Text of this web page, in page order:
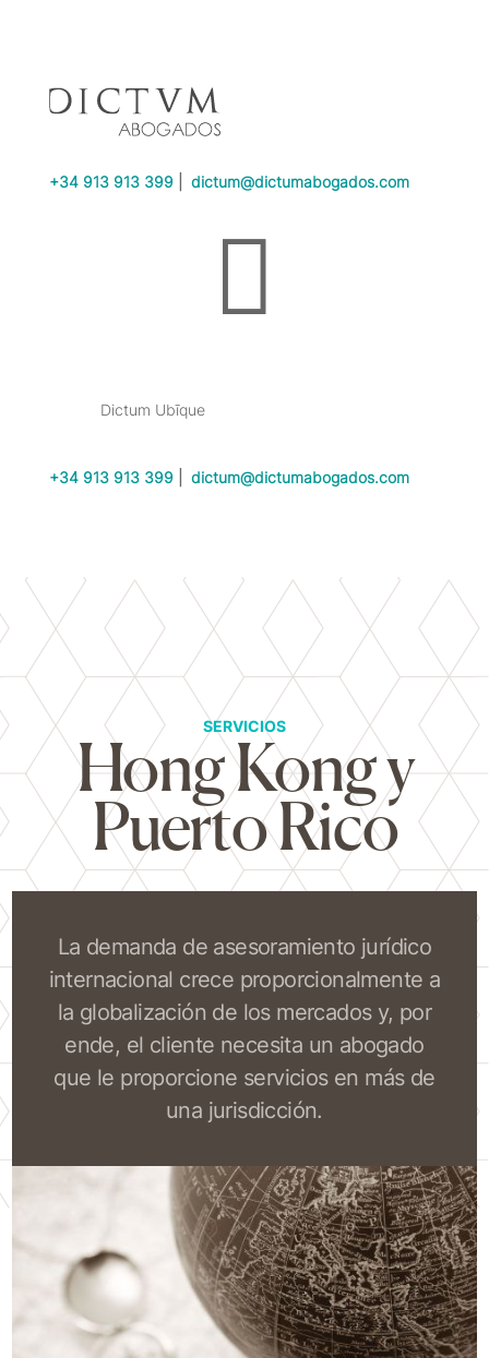
+34 913 913 399 dictum@dictumabogados.com

Dictum Ubīque
+34 913 913 399 dictum@dictumabogados.com
SERVICIOS
Hong Kong y
Puerto Rico
La demanda de asesoramiento jurídico
internacional crece proporcionalmente a
la globalización de los mercados y, por
ende, el cliente necesita un abogado
que le proporcione servicios en más de
una jurisdicción.